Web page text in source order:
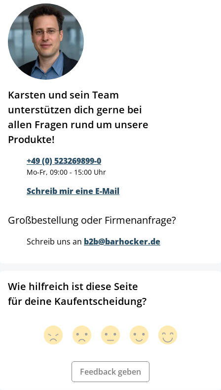
Karsten und sein Team
unterstützen dich gerne bei
allen Fragen rund um unsere
Produkte!
+49 (0) 523269899-0
Mo-Fr, 09:00 - 15:00 Uhr
Schreib mir eine E-Mail
Großbestellung oder Firmenanfrage?
Schreib uns an b2b@barhocker.de
Wie hilfreich ist diese Seite
für deine Kaufentscheidung?
Feedback geben